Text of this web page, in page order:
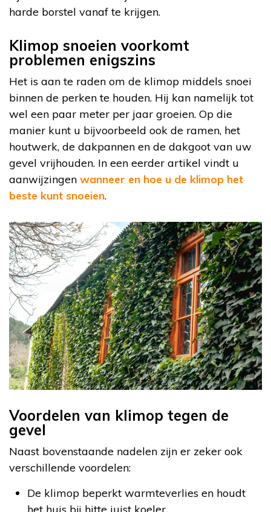
harde borstel vanaf te krijgen.
Klimop snoeien voorkomt
problemen enigszins
Het is aan te raden om de klimop middels snoei
binnen de perken te houden. Hij kan namelijk tot
wel een paar meter per jaar groeien. Op die
manier kunt u bijvoorbeeld ook de ramen, het
houtwerk, de dakpannen en de dakgoot van uw
gevel vrijhouden. In een eerder artikel vindt u
aanwijzingen wanneer en hoe u de klimop het
beste kunt snoeien.
Voordelen van klimop tegen de
gevel
Naast bovenstaande nadelen zijn er zeker ook
verschillende voordelen:
De klimop beperkt warmteverlies en houdt